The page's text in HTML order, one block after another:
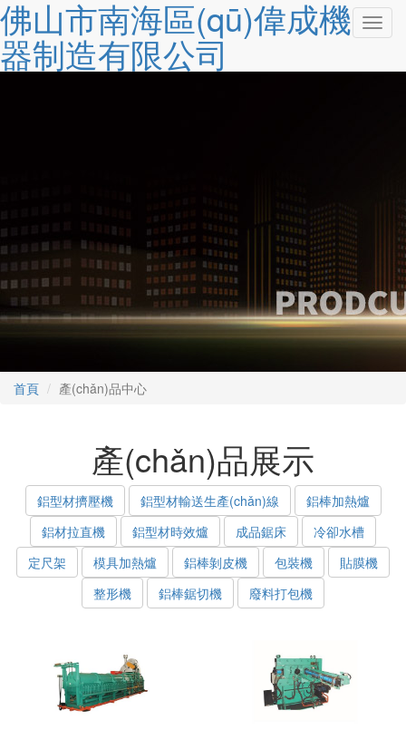
切
換
佛山市南海區(qū)偉成機
器制造有限公司
首頁 產(chǎn)品中心
產(chǎn)品展示
鋁型材擠壓機 鋁型材輸送生產(chǎn)線
鋁棒加熱爐
鋁材拉直機
鋁型材時效爐 成品鋸床
冷卻水槽
定尺架
模具加熱爐 鋁棒剝皮機 包裝機
貼膜機
整形機
鋁棒鋸切機 廢料打包機